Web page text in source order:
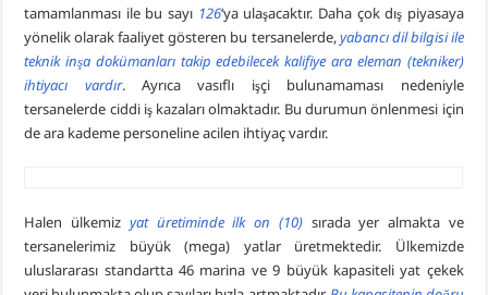
tamamlanması ile bu sayı 126‘ya ulaşacaktır. Daha çok dış piyasaya
yönelik olarak faaliyet gösteren bu tersanelerde,yabancı dil bilgisi ile
teknik inşa dokümanları takip edebilecek kalifiye ara eleman (tekniker)
ihtiyacı vardır. Ayrıca vasıflı işçi bulunamaması nedeniyle
tersanelerde ciddi iş kazaları olmaktadır. Bu durumun önlenmesi için
de ara kademe personeline acilen ihtiyaç vardır.
Halen ülkemiz yat üretiminde ilk on (10)sırada yer almakta ve
tersanelerimiz büyük (mega) yatlar üretmektedir. Ülkemizde
uluslararası standartta 46 marina ve 9 büyük kapasiteli yat çekek